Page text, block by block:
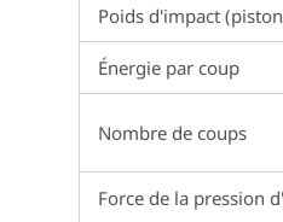
Poids d'impact
Énergie par coup
Nombre de coups
Force de la pression